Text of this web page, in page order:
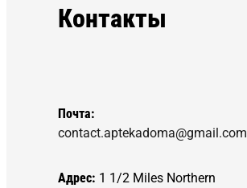
Контакты
Почта:
contact.aptekadoma@gmail.com
Адрес: 1 1/2 Miles Northern